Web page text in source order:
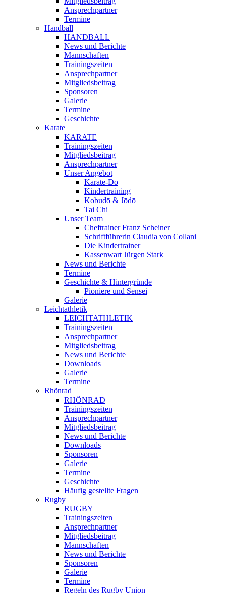
Ansprechpartner
Termine
Handball
HANDBALL
News und Berichte
Mannschaften
Trainingszeiten
Ansprechpartner
Mitgliedsbeitrag
Sponsoren
Galerie
Termine
Geschichte
Karate
KARATE
Trainingszeiten
Mitgliedsbeitrag
Ansprechpartner
Unser Angebot
Karate-Dō
Kindertraining
Kobudō & Jōdō
Tai Chi
Unser Team
Cheftrainer Franz Scheiner
Schriftführerin Claudia von Collani
Die Kindertrainer
Kassenwart Jürgen Stark
News und Berichte
Termine
Geschichte & Hintergründe
Pioniere und Sensei
Galerie
Leichtathletik
LEICHTATHLETIK
Trainingszeiten
Ansprechpartner
Mitgliedsbeitrag
News und Berichte
Downloads
Galerie
Termine
Rhönrad
RHÖNRAD
Trainingszeiten
Ansprechpartner
Mitgliedsbeitrag
News und Berichte
Downloads
Sponsoren
Galerie
Termine
Geschichte
Häufig gestellte Fragen
Rugby
RUGBY
Trainingszeiten
Ansprechpartner
Mitgliedsbeitrag
Mannschaften
News und Berichte
Sponsoren
Galerie
Termine
Regeln des Rugby Union